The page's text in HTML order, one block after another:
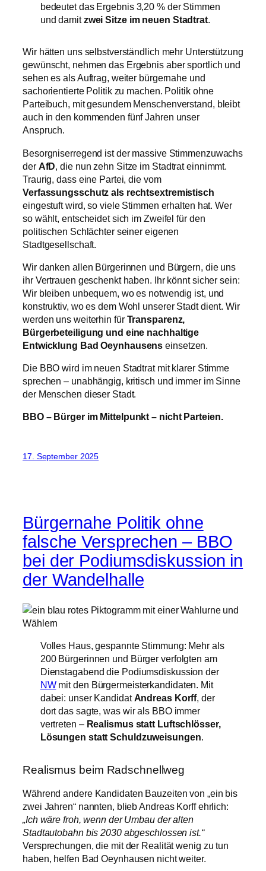
bedeutet das Ergebnis 3,20 % der Stimmen
und damitzwei Sitze im neuen Stadtrat.
Wir hätten uns selbstverständlich mehr Unterstützung
gewünscht, nehmen das Ergebnis aber sportlich und
sehen es als Auftrag, weiter bürgernahe und
sachorientierte Politik zu machen. Politik ohne
Parteibuch, mit gesundem Menschenverstand, bleibt
auch in den kommenden fünf Jahren unser
Anspruch.
Besorgniserregend ist der massive Stimmenzuwachs
der AfD, die nun zehn Sitze im Stadtrat einnimmt.
Traurig, dass eine Partei, die vom
Verfassungsschutz als rechtsextremistisch
eingestuft wird, so viele Stimmen erhalten hat. Wer
so wählt, entscheidet sich im Zweifel für den
politischen Schlächter seiner eigenen
Stadtgesellschaft.
Wir danken allen Bürgerinnen und Bürgern, die uns
ihr Vertrauen geschenkt haben. Ihr könnt sicher sein:
Wir bleiben unbequem, wo es notwendig ist, und
konstruktiv, wo es dem Wohl unserer Stadt dient. Wir
werden uns weiterhin für Transparenz,
Bürgerbeteiligung und eine nachhaltige
Entwicklung Bad Oeynhausens einsetzen.
Die BBO wird im neuen Stadtrat mit klarer Stimme
sprechen – unabhängig, kritisch und immer im Sinne
der Menschen dieser Stadt.
BBO – Bürger im Mittelpunkt – nicht Parteien.
17. September 2025
Bürgernahe Politik ohne
falsche Versprechen – BBO
bei der Podiumsdiskussion in
der Wandelhalle
Volles Haus, gespannte Stimmung: Mehr als
200 Bürgerinnen und Bürger verfolgten am
Dienstagabend die Podiumsdiskussion der
NWmit den Bürgermeisterkandidaten. Mit
dabei: unser KandidatAndreas Korff, der
dort das sagte, was wir als BBO immer
vertreten – Realismus statt Luftschlösser,
Lösungen statt Schuldzuweisungen.
Realismus beim Radschnellweg
Während andere Kandidaten Bauzeiten von „ein bis
zwei Jahren“ nannten, blieb Andreas Korff ehrlich:
„Ich wäre froh, wenn der Umbau der alten
Stadtautobahn bis 2030 abgeschlossen ist.“
Versprechungen, die mit der Realität wenig zu tun
haben, helfen Bad Oeynhausen nicht weiter.